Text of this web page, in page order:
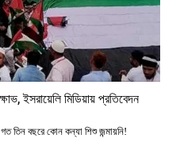
ইসরায়েলি মিডিয়ায় প্রতিবেদন